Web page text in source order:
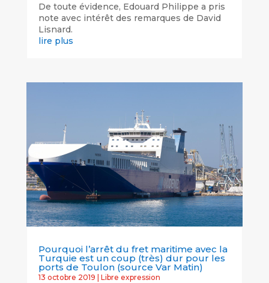
De toute évidence, Edouard Philippe a pris
note avec intérêt des remarques de David
Lisnard.
lire plus
Pourquoi l’arrêt du fret maritime avec la
Turquie est un coup (très) dur pour les
ports de Toulon (source Var Matin)
13 octobre 2019 Libre expression